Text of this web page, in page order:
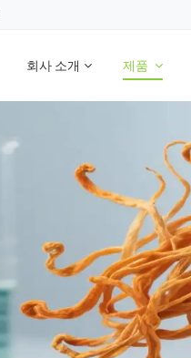
회사 소개 제품